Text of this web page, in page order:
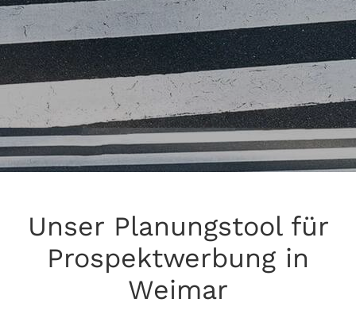
Unser Planungstool für
Prospektwerbung in
Weimar